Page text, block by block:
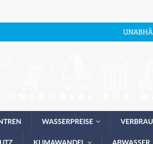
WASSERPREISE
KLIMAWANDEL ABWASSER